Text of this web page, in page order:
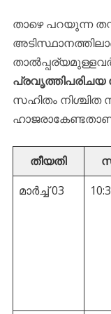
​താഴെ പറയുന്ന
സഹിതം
തീയതി
മാർച്ച് 03